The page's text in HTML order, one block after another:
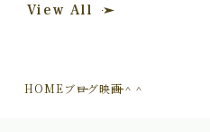
View All
HOMEブログ映画＾＾